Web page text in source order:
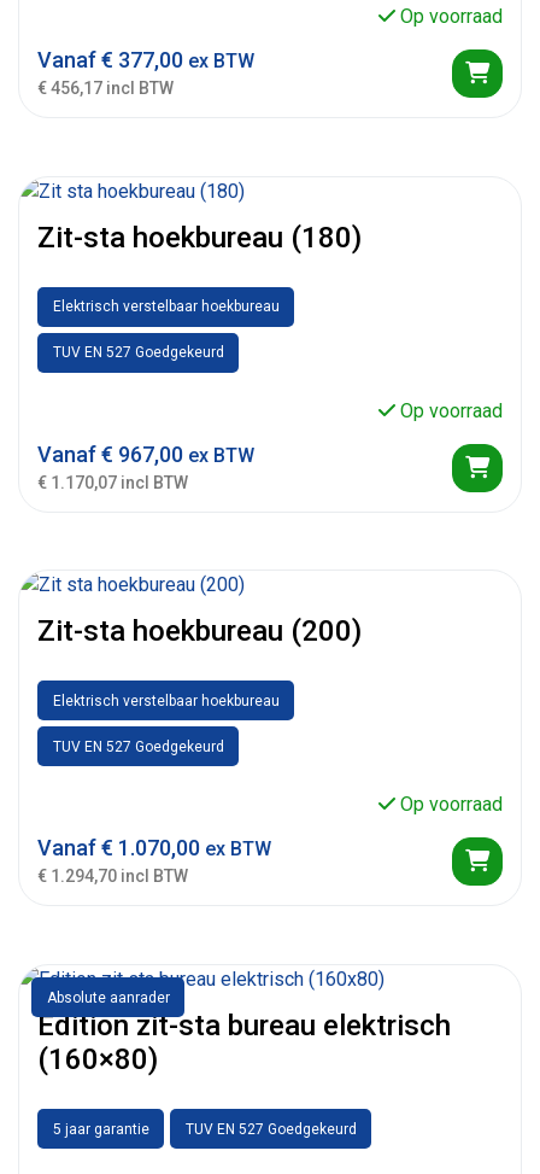
Op voorraad
Vanaf€ 377,00 ex BTW
€ 456,17 incl BTW
Zit-sta hoekbureau (180)
Elektrisch verstelbaar hoekbureau
TUV EN 527 Goedgekeurd
Op voorraad
Vanaf€ 967,00 ex BTW
€ 1.170,07 incl BTW
Zit-sta hoekbureau (200)
Elektrisch verstelbaar hoekbureau
TUV EN 527 Goedgekeurd
Op voorraad
Vanaf€ 1.070,00 ex BTW
€ 1.294,70 incl BTW
Absolute aanrader
Edition zit-sta bureau elektrisch
(160×80)
5 jaar garantie TUV EN 527 Goedgekeurd